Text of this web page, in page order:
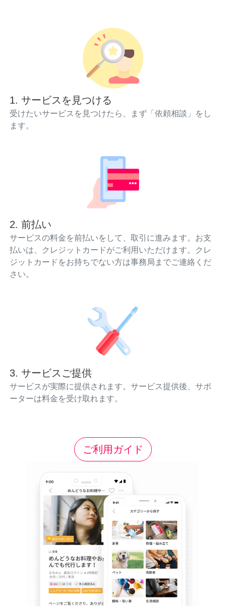
1. サービスを見つける
受けたいサービスを見つけたら、まず「依頼相談」をし
ます。
2. 前払い
サービスの料金を前払いをして、取引に進みます。お支
払いは、クレジットカードがご利用いただけます。クレ
ジットカードをお持ちでない方は事務局までご連絡くだ
さい。
3. サービスご提供
サービスが実際に提供されます。サービス提供後、サポ
ーターは料金を受け取れます。
ご利用ガイド